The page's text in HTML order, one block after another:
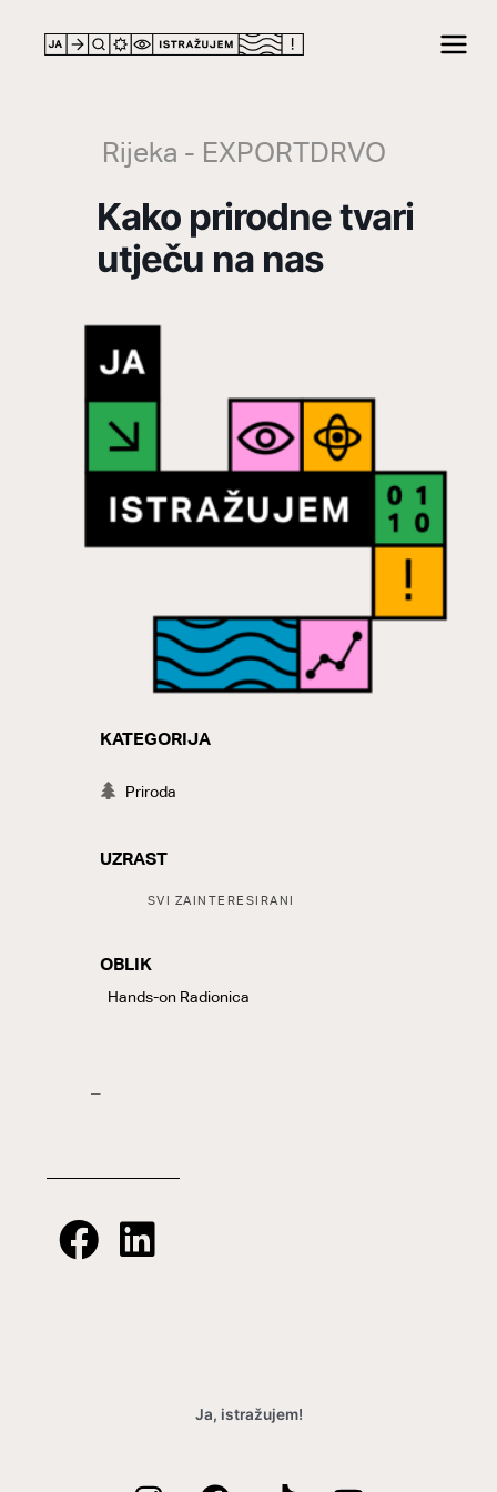
Rijeka - EXPORTDRVO
Kako prirodne tvari
utječu na nas
KATEGORIJA
Priroda
UZRAST
SVI ZAINTERESIRANI
OBLIK
LABELS
Hands-on Radionica
–
Ja, istražujem!